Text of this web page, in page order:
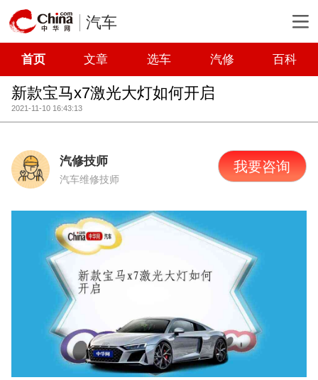
汽车
首页 文章 选车 汽修 百科
新款宝马x7激光大灯如何开启
2021-11-10 16:43:13
汽修技师
汽车维修技师
我要咨询